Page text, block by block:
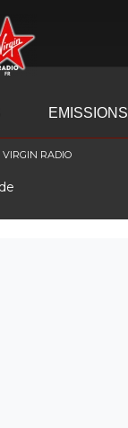
EMISSIONS
RADIO